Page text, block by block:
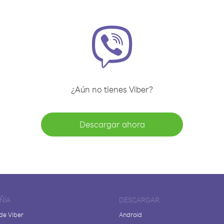
¿Aún no tienes Viber?
Descargar ahora
Viber
DESCARGAR
Android